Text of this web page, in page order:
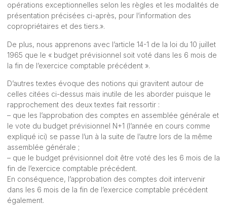
opérations exceptionnelles selon les règles et les modalités de
présentation précisées ci-après, pour l’information des
copropriétaires et des tiers.».
De plus, nous apprenons avec l’article 14-1 de la loi du 10 juillet
1965 que le « budget prévisionnel soit voté dans les 6 mois de
la fin de l’exercice comptable précédent ».
D’autres textes évoque des notions qui gravitent autour de
celles citées ci-dessus mais inutile de les aborder puisque le
rapprochement des deux textes fait ressortir :
– que les l’approbation des comptes en assemblée générale et
le vote du budget prévisionnel N+1 (l’année en cours comme
expliqué ici) se passe l’un à la suite de l’autre lors de la même
assemblée générale ;
– que le budget prévisionnel doit être voté des les 6 mois de la
fin de l’exercice comptable précédent.
En conséquence, l’approbation des comptes doit intervenir
dans les 6 mois de la fin de l’exercice comptable précédent
également.